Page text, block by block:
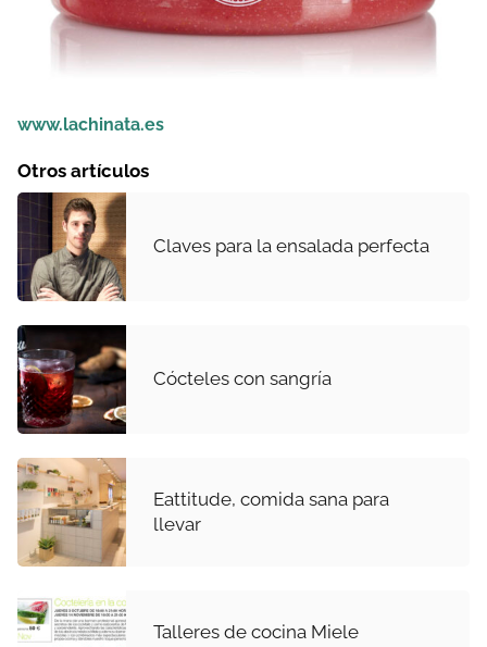
www.lachinata.es
Otros artículos
Claves para la ensalada perfecta
Cócteles con sangría
Eattitude, comida sana para
llevar
Talleres de cocina Miele